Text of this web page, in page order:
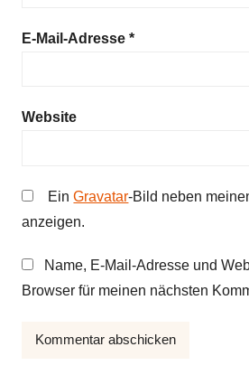
E-Mail-Adresse *
Website
EinGravatar-Bild neben
anzeigen.
Name, E-Mail-Adresse und
Browser für meinen nächsten